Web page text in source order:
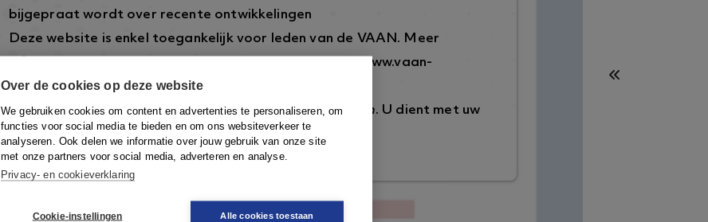
Over de cookies op deze website
We gebruiken cookies om content en advertenties te personaliseren, om
functies voor social media te bieden en om ons websiteverkeer te
analyseren. Ook delen we informatie over jouw gebruik van onze site
met onze partners voor social media, adverteren en analyse.
Privacy- en cookieverklaring
Cookie-instellingen Alle cookies toestaan
bijgepraat wordt over recente ontwikkelingen
Deze website is enkel toegankelijk voor leden van de VAAN. Meer
https://www.vaan-
arbeidsrecht.nl/.
Om in te loggen klikt u rechtsboven op de knopInloggen. U dient met uw
VAAN-account in te loggen om toegang te krijgen.